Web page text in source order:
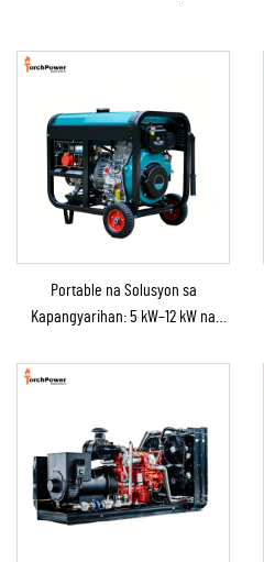
Portable na Solusyon sa
Kapangyarihan: 5 kW–12 kW na
Bahay/Tindahan/Konstruksyon/Backup